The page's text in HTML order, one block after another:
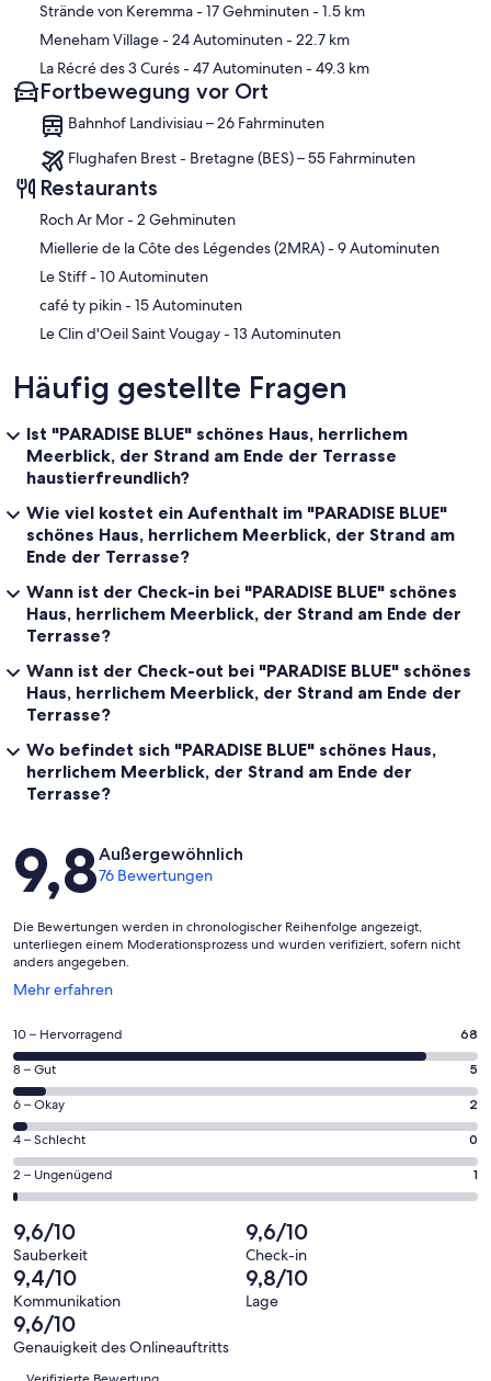
Strände von Keremma- 17 Gehminuten- 1.5 km
Meneham Village- 24 Autominuten- 22.7 km
La Récré des 3 Curés- 47 Autominuten- 49.3 km
Fortbewegung vor Ort
Bahnhof Landivisiau – 26 Fahrminuten
Flughafen Brest - Bretagne (BES) – 55 Fahrminuten
Restaurants
‪Roch Ar Mor - ‬2 Gehminuten
‪Miellerie de la Côte des Légendes (2MRA) - ‬9 Autominuten
‪Le Stiff - ‬10 Autominuten
‪café ty pikin - ‬15 Autominuten
‪Le Clin d'Oeil Saint Vougay - ‬13 Autominuten
Häufig gestellte Fragen
Ist "PARADISE BLUE" schönes Haus, herrlichem
Meerblick, der Strand am Ende der Terrasse
haustierfreundlich?
Wie viel kostet ein Aufenthalt im "PARADISE BLUE"
schönes Haus, herrlichem Meerblick, der Strand am
Ende der Terrasse?
Wann ist der Check-in bei "PARADISE BLUE" schönes
Haus, herrlichem Meerblick, der Strand am Ende der
Terrasse?
Wann ist der Check-out bei "PARADISE BLUE" schönes
Haus, herrlichem Meerblick, der Strand am Ende der
Terrasse?
Wo befindet sich "PARADISE BLUE" schönes Haus,
herrlichem Meerblick, der Strand am Ende der
Terrasse?
Bewertungen
9,8Außergewöhnlich
76 Bewertungen
Die Bewertungen werden in chronologischer Reihenfolge angezeigt,
unterliegen einem Moderationsprozess und wurden verifiziert, sofern nicht
anders angegeben.
Mehr erfahren
Wird
einem
neuen
Fenster
geöffnet
68
von
insgesamt
76
Gästebewertungen
haben
eine
Bewertung
von
10
-
Hervorragend
10 – Hervorragend 68
5
von
insgesamt
76
Gästebewertungen
haben
Bewertung
von
8
-
Gut
8 – Gut 5
2
von
insgesamt
76
Gästebewertungen
haben
eine
Bewertung
von
6
-
Okay
6 – Okay 2
0
von
insgesamt
Gästebewertungen
haben
eine
Bewertung
von
4
4 – Schlecht 0
1
von
insgesamt
76
Gästebewertungen
haben
eine
Bewertung
2 – Ungenügend 1
9,6/10
Sauberkeit
9,6/10
Check-in
9,4/10
Kommunikation
9,8/10
Lage
9,6/10
Genauigkeit des Onlineauftritts
Bewertungen